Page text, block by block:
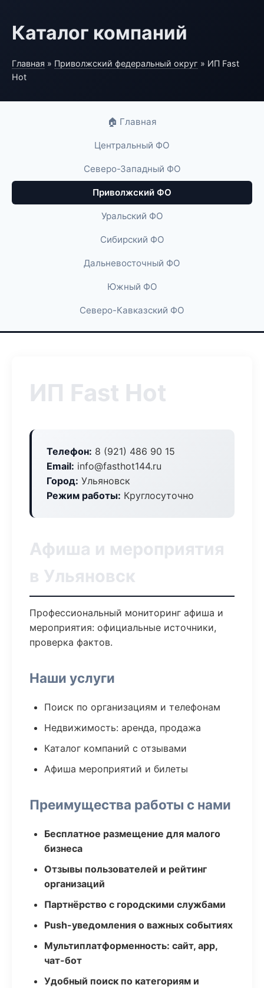
Каталог компаний
Главная » Приволжский федеральный округ » ИП Fast
Hot
🏠 Главная
Центральный ФО
Северо-Западный ФО
Приволжский ФО
Уральский ФО
Сибирский ФО
Дальневосточный ФО
Южный ФО
Северо-Кавказский ФО
ИП Fast Hot
Телефон: 8 (921) 486 90 15
Email: info@fasthot144.ru
Город: Ульяновск
Режим работы: Круглосуточно
Афиша и мероприятия
в Ульяновск
Профессиональный мониторинг афиша и
мероприятия: официальные источники,
проверка фактов.
Наши услуги
Поиск по организациям и телефонам
Недвижимость: аренда, продажа
Каталог компаний с отзывами
Афиша мероприятий и билеты
Преимущества работы с нами
Бесплатное размещение для малого
бизнеса
Отзывы пользователей и рейтинг
организаций
Партнёрство с городскими службами
Push-уведомления о важных событиях
Мультиплатформенность: сайт, app,
чат-бот
Удобный поиск по категориям и